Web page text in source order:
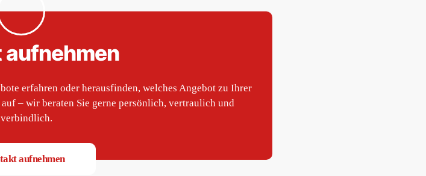
aufnehmen
erfahren oder herausfinden, welches Angebot zu Ihrer
– wir beraten Sie gerne persönlich, vertraulich und
aufnehmen